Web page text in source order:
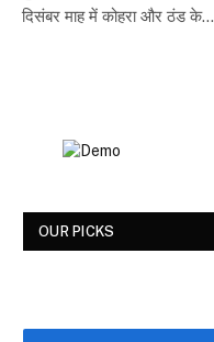
दिसंबर माह में कोहरा और ठंड के…
OUR PICKS